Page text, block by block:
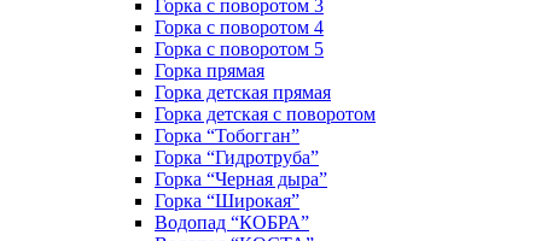
Горка с поворотом 3
Горка с поворотом 4
Горка с поворотом 5
Горка прямая
Горка детская прямая
Горка детская с поворотом
Горка “Тобогган”
Горка “Гидротруба”
Горка “Черная дыра”
Горка “Широкая”
Водопад “КОБРА”